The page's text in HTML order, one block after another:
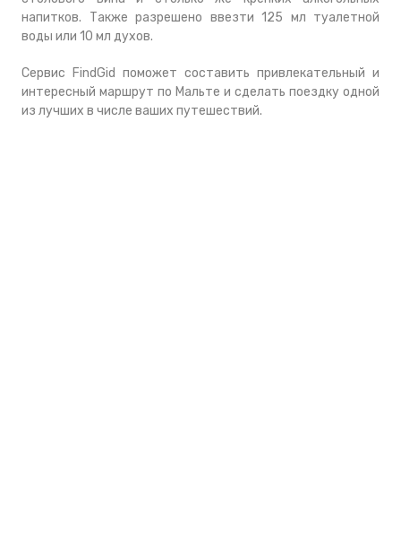
напитков. Также разрешено ввезти 125 мл туалетной
воды или 10 мл духов.
Сервис FindGid поможет составить привлекательный и
интересный маршрут по Мальте и сделать поездку одной
из лучших в числе ваших путешествий.